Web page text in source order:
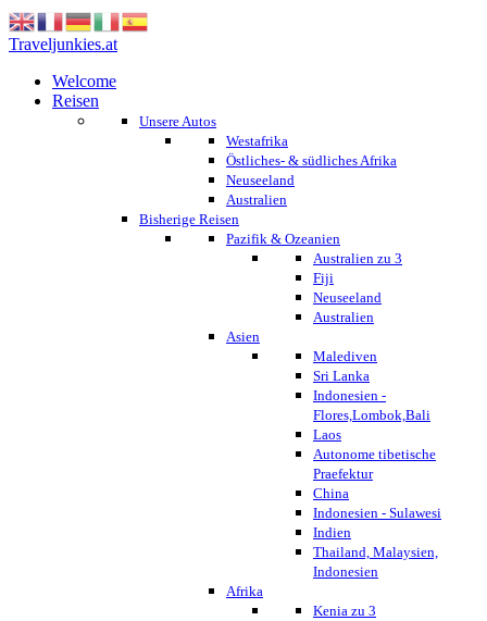
Traveljunkies.at
Welcome
Reisen
Unsere Autos
Westafrika
Östliches- & südliches Afrika
Neuseeland
Australien
Bisherige Reisen
Pazifik & Ozeanien
Australien zu 3
Fiji
Neuseeland
Australien
Asien
Malediven
Sri Lanka
Indonesien -
Flores,Lombok,Bali
Laos
Autonome tibetische
Praefektur
China
Indonesien - Sulawesi
Indien
Thailand, Malaysien,
Indonesien
Afrika
Kenia zu 3